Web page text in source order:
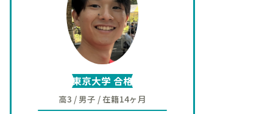
東京大学 合格
高3 / 男子 / 在籍14ヶ月